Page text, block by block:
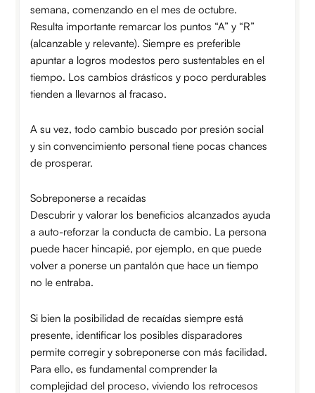
semana, comenzando en el mes de octubre.
Resulta importante remarcar los puntos “A” y “R”
(alcanzable y relevante). Siempre es preferible
apuntar a logros modestos pero sustentables en el
tiempo. Los cambios drásticos y poco perdurables
tienden a llevarnos al fracaso.
A su vez, todo cambio buscado por presión social
y sin convencimiento personal tiene pocas chances
de prosperar.
Sobreponerse a recaídas
Descubrir y valorar los beneficios alcanzados ayuda
a auto-reforzar la conducta de cambio. La persona
puede hacer hincapié, por ejemplo, en que puede
volver a ponerse un pantalón que hace un tiempo
no le entraba.
Si bien la posibilidad de recaídas siempre está
presente, identificar los posibles disparadores
permite corregir y sobreponerse con más facilidad.
Para ello, es fundamental comprender la
complejidad del proceso, viviendo los retrocesos